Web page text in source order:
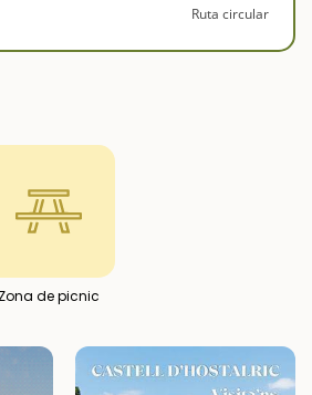
Ruta circular
Zona de picnic